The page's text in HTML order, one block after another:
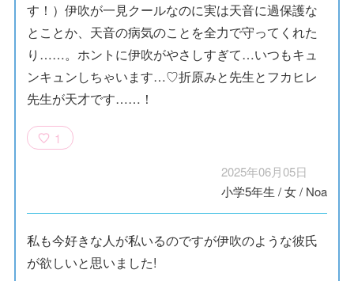
す！）伊吹が一見クールなのに実は天音に過保護な
とことか、天音の病気のことを全力で守ってくれた
り……。ホントに伊吹がやさしすぎて…いつもキュ
ンキュンしちゃいます…♡折原みと先生とフカヒレ
先生が天才です……！
1
2025年06月05日
小学5年生 /女/ Noa
私も今好きな人が私いるのですが伊吹のような彼氏
が欲しいと思いました!